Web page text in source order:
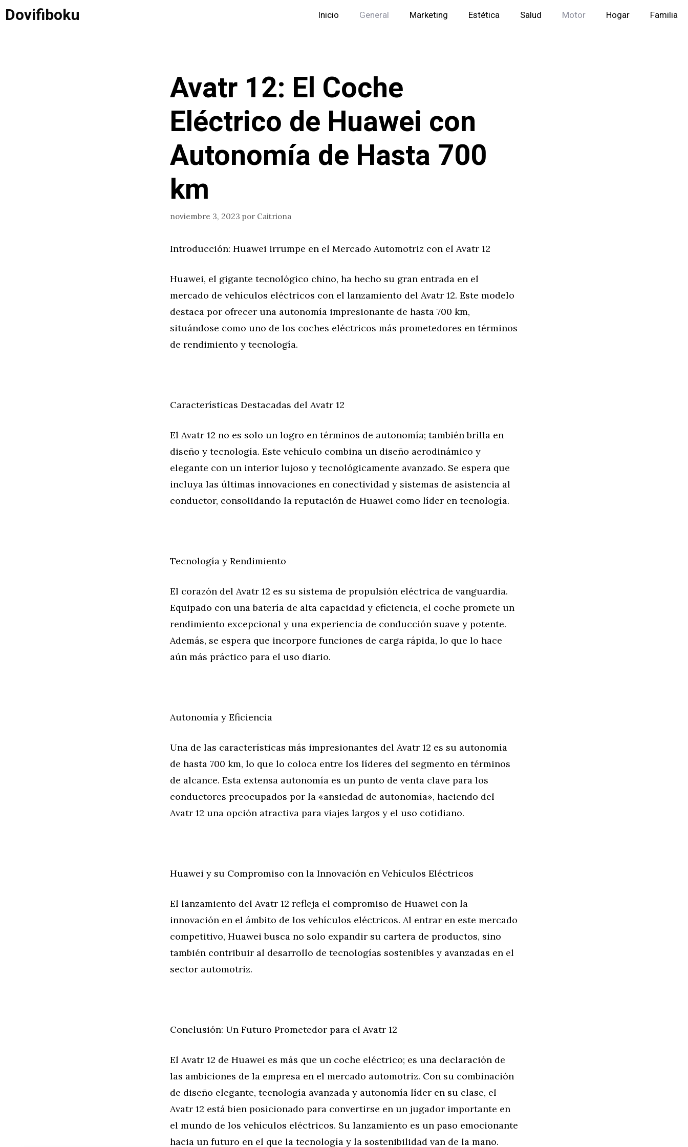
Saltar
alDovifiboku Inicio General Marketing Estética Salud Motor Hogar Familia
Avatr 12: El Coche
Eléctrico de Huawei con
Autonomía de Hasta 700
km
noviembre 3, 2023 por Caitriona
Introducción: Huawei irrumpe en el Mercado Automotriz con el Avatr 12
Huawei, el gigante tecnológico chino, ha hecho su gran entrada en el
mercado de vehículos eléctricos con el lanzamiento del Avatr 12. Este modelo
destaca por ofrecer una autonomía impresionante de hasta 700 km,
situándose como uno de los coches eléctricos más prometedores en términos
de rendimiento y tecnología.
Características Destacadas del Avatr 12
El Avatr 12 no es solo un logro en términos de autonomía; también brilla en
diseño y tecnología. Este vehículo combina un diseño aerodinámico y
elegante con un interior lujoso y tecnológicamente avanzado. Se espera que
incluya las últimas innovaciones en conectividad y sistemas de asistencia al
conductor, consolidando la reputación de Huawei como líder en tecnología.
Tecnología y Rendimiento
El corazón del Avatr 12 es su sistema de propulsión eléctrica de vanguardia.
Equipado con una batería de alta capacidad y eficiencia, el coche promete un
rendimiento excepcional y una experiencia de conducción suave y potente.
Además, se espera que incorpore funciones de carga rápida, lo que lo hace
aún más práctico para el uso diario.
Autonomía y Eficiencia
Una de las características más impresionantes del Avatr 12 es su autonomía
de hasta 700 km, lo que lo coloca entre los líderes del segmento en términos
de alcance. Esta extensa autonomía es un punto de venta clave para los
conductores preocupados por la «ansiedad de autonomía», haciendo del
Avatr 12 una opción atractiva para viajes largos y el uso cotidiano.
Huawei y su Compromiso con la Innovación en Vehículos Eléctricos
El lanzamiento del Avatr 12 refleja el compromiso de Huawei con la
innovación en el ámbito de los vehículos eléctricos. Al entrar en este mercado
competitivo, Huawei busca no solo expandir su cartera de productos, sino
también contribuir al desarrollo de tecnologías sostenibles y avanzadas en el
sector automotriz.
Conclusión: Un Futuro Prometedor para el Avatr 12
El Avatr 12 de Huawei es más que un coche eléctrico; es una declaración de
las ambiciones de la empresa en el mercado automotriz. Con su combinación
de diseño elegante, tecnología avanzada y autonomía líder en su clase, el
Avatr 12 está bien posicionado para convertirse en un jugador importante en
el mundo de los vehículos eléctricos. Su lanzamiento es un paso emocionante
hacia un futuro en el que la tecnología y la sostenibilidad van de la mano.